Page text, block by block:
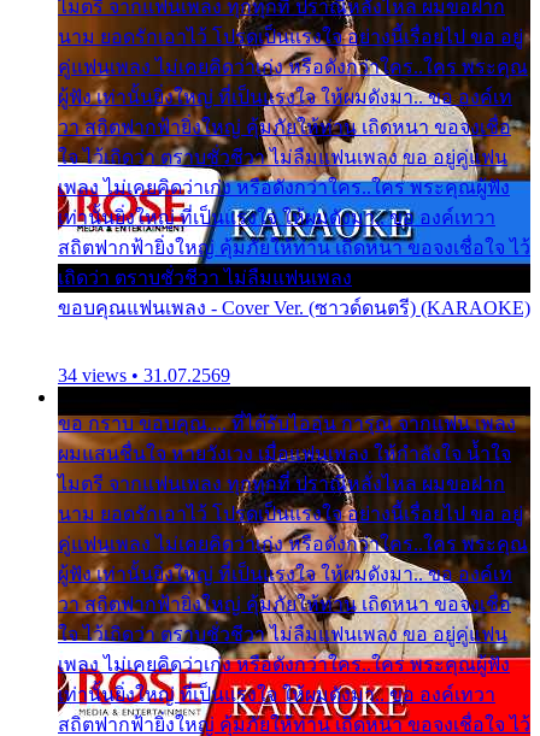
ไมตรี จากแฟนเพลง ทุกทุกที่ ปราณีหลั่งไหล ผมขอฝาก
นาม ยอดรักเอาไว้ โปรดเป็นแรงใจ อย่างนี้เรื่อยไป ขอ อยู่
คู่แฟนเพลง ไม่เคยคิดว่าเก่ง หรือดังกว่าใคร..ใคร พระคุณ
ผู้ฟัง เท่านั้นยิ่งใหญ่ ที่เป็นแรงใจ ให้ผมดังมา.. ขอ องค์เท
วา สถิตฟากฟ้ายิ่งใหญ่ คุ้มภัยให้ท่าน เถิดหนา ขอจงเชื่อ
ใจ ไว้เถิดว่า ตราบชั่วชีวา ไม่ลืมแฟนเพลง ขอ อยู่คู่แฟน
เพลง ไม่เคยคิดว่าเก่ง หรือดังกว่าใคร..ใคร พระคุณผู้ฟัง
เท่านั้นยิ่งใหญ่ ที่เป็นแรงใจ ให้ผมดังมา.. ขอ องค์เทวา
สถิตฟากฟ้ายิ่งใหญ่ คุ้มภัยให้ท่าน เถิดหนา ขอจงเชื่อใจ ไว้
เถิดว่า ตราบชั่วชีวา ไม่ลืมแฟนเพลง
ขอบคุณแฟนเพลง - Cover Ver. (ซาวด์ดนตรี) (KARAOKE)
34 views • 31.07.2569
ขอ กราบ ขอบคุณ.... ที่ได้รับไออุ่น การุณ จากแฟน เพลง
ผมแสนชื่นใจ หายวังเวง เมื่อแฟนเพลง ให้กำลังใจ น้ำใจ
ไมตรี จากแฟนเพลง ทุกทุกที่ ปราณีหลั่งไหล ผมขอฝาก
นาม ยอดรักเอาไว้ โปรดเป็นแรงใจ อย่างนี้เรื่อยไป ขอ อยู่
คู่แฟนเพลง ไม่เคยคิดว่าเก่ง หรือดังกว่าใคร..ใคร พระคุณ
ผู้ฟัง เท่านั้นยิ่งใหญ่ ที่เป็นแรงใจ ให้ผมดังมา.. ขอ องค์เท
วา สถิตฟากฟ้ายิ่งใหญ่ คุ้มภัยให้ท่าน เถิดหนา ขอจงเชื่อ
ใจ ไว้เถิดว่า ตราบชั่วชีวา ไม่ลืมแฟนเพลง ขอ อยู่คู่แฟน
เพลง ไม่เคยคิดว่าเก่ง หรือดังกว่าใคร..ใคร พระคุณผู้ฟัง
เท่านั้นยิ่งใหญ่ ที่เป็นแรงใจ ให้ผมดังมา.. ขอ องค์เทวา
สถิตฟากฟ้ายิ่งใหญ่ คุ้มภัยให้ท่าน เถิดหนา ขอจงเชื่อใจ ไว้